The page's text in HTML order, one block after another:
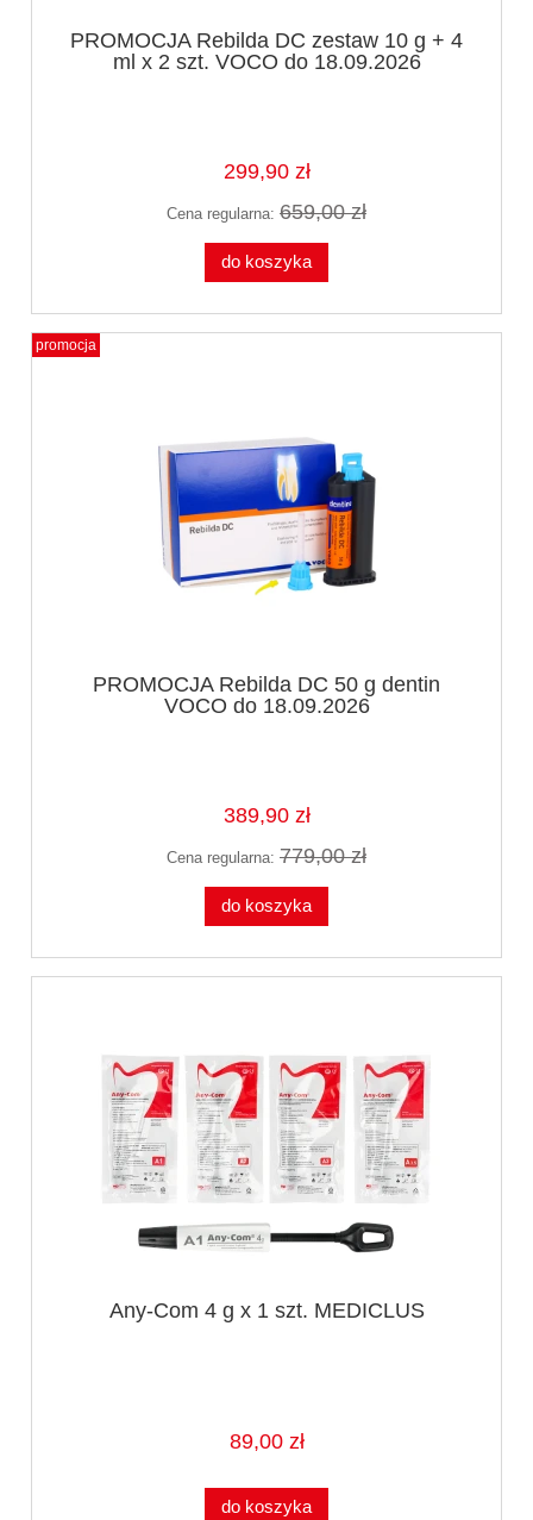
PROMOCJA Rebilda DC zestaw 10 g + 4
ml x 2 szt. VOCO do 18.09.2026
299,90 zł
Cena regularna: 659,00 zł
do koszyka
PROMOCJA Rebilda DC 50 g dentin
VOCO do 18.09.2026
389,90 zł
Cena regularna: 779,00 zł
do koszyka
promocja
Any-Com 4 g x 1 szt. MEDICLUS
89,00 zł
do koszyka